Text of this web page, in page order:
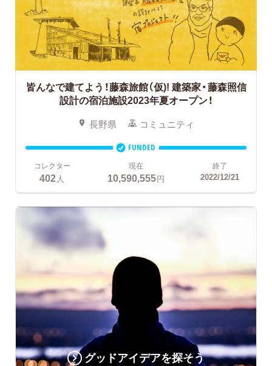
皆んなで建てよう！藤森旅館（仮)! 建築家・藤森照信
設計の宿泊施設2023年夏オープン！
長野県 コミュニティ
FUNDED
コレクター
402 人
現在
10,590,555円
終了
2022/12/21
グッドアイデアを探そう